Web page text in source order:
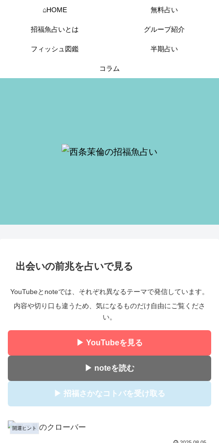
⌂HOME 無料占い
招福魚占いとは グループ紹介
フィッシュ図鑑 半期占い
コラム
出会いの前兆を占いで見る
YouTubeとnoteでは、それぞれ異なるテーマで発信しています。
内容や切り口も違うため、気になるものだけ自由にご覧くださ
い。
▶ YouTubeを見る
▶ noteを読む
▶ 招福さかなコトバを受け取る
開運ヒント